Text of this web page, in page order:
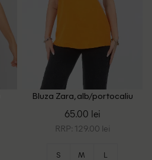
Bluza Zara, alb/portocaliu
65.00 lei
RRP: 129.00 lei
S M L